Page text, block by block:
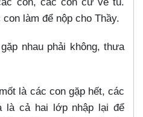
làm để nộp cho Thầy.
nhau phải không, thưa
là các con gặp hết, các
là cả hai lớp nhập lại để